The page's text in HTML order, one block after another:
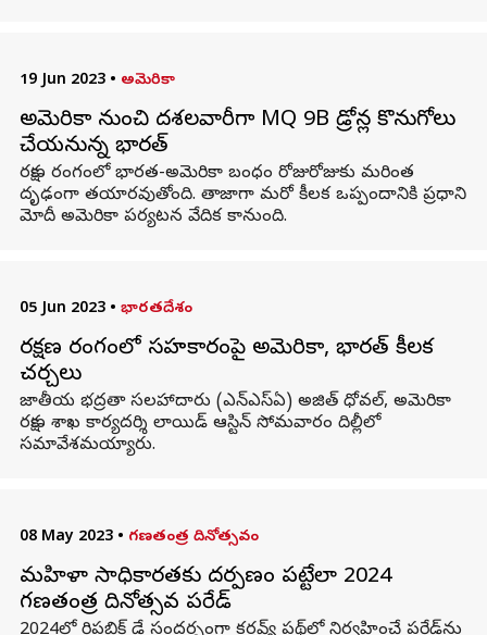
19 Jun 2023 • అమెరికా
అమెరికా నుంచి దశలవారీగా MQ 9B డ్రోన్ల కొనుగోలు
చేయనున్న భారత్
రక్షణ రంగంలో భారత-అమెరికా బంధం రోజురోజుకు మరింత
దృఢంగా తయారవుతోంది. తాజాగా మరో కీలక ఒప్పందానికి ప్రధాని
మోదీ అమెరికా పర్యటన వేదిక కానుంది.
05 Jun 2023 • భారతదేశం
రక్షణ రంగంలో సహకారంపై అమెరికా, భారత్ కీలక
చర్చలు
జాతీయ భద్రతా సలహాదారు (ఎన్‌ఎస్‌ఏ) అజిత్ ధోవల్, అమెరికా
రక్షణ శాఖ కార్యదర్శి లాయిడ్ ఆస్టిన్ సోమవారం దిల్లీలో
సమావేశమయ్యారు.
08 May 2023 • గణతంత్ర దినోత్సవం
మహిళా సాధికారతకు దర్పణం పట్టేలా 2024
గణతంత్ర దినోత్సవ పరేడ్‌